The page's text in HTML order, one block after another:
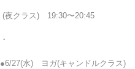
(夜クラス) 19:30〜20:45
・
●6/27(水) ヨガ(キャンドルクラス)